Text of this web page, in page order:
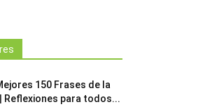
150 Frases de la
Reflexiones para todos...